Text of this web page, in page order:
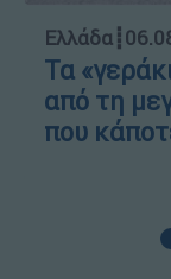
Ελλάδα┋
Τα
από τη
που